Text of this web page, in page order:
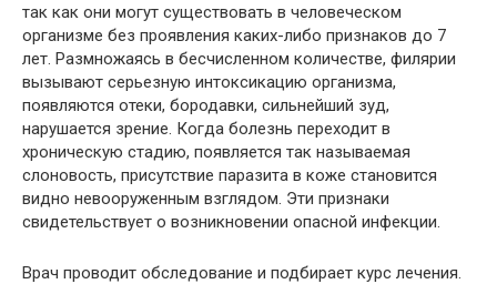
так как они могут существовать в человеческом
организме без проявления каких-либо признаков до 7
лет. Размножаясь в бесчисленном количестве, филярии
вызывают серьезную интоксикацию организма,
появляются отеки, бородавки, сильнейший зуд,
нарушается зрение. Когда болезнь переходит в
хроническую стадию, появляется так называемая
слоновость, присутствие паразита в коже становится
видно невооруженным взглядом. Эти признаки
свидетельствует о возникновении опасной инфекции.
Врач проводит обследование и подбирает курс лечения.